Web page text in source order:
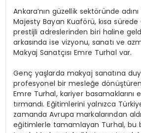
Ankara’nın güzellik sektöründe
Majesty Bayan Kuaförü, kısa sürede
prestijli adreslerinden biri haline
arkasında ise vizyonu, sanatı ve
Makyaj Sanatçısı Emre Turhal var.
Genç yaşlarda makyaj sanatına
profesyonel bir mesleğe dönüştüren
Emre Turhal, kariyer basamaklarını
tırmandı. Eğitimlerini yalnızca
zamanda Avrupa markalarından
eğitimlerle tamamlayan Turhal, bu